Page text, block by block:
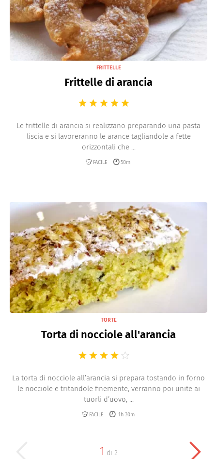
FRITTELLE
Frittelle di arancia
Le frittelle di arancia si realizzano preparando una pasta
liscia e si lavoreranno le arance tagliandole a fette
orizzontali che ...
FACILE 50m
TORTE
Torta di nocciole all'arancia
La torta di nocciole all’arancia si prepara tostando in forno
le nocciole e tritandole finemente, verranno poi unite ai
tuorli d’uovo, ...
FACILE 1h 30m
1 di 2